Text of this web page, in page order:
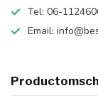
Tel: 06-
Email: